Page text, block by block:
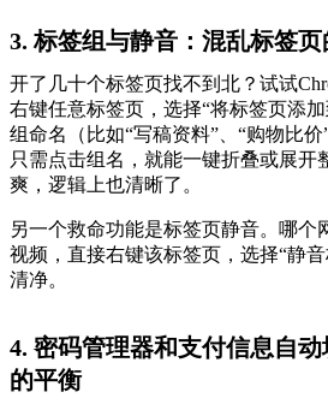
3. 标签组与静音：混乱标签
开了几十个标签页找不到北？试试
右键任意标签页，选择“将标签页添
组命名（比如“写稿资料”、“购物比价
只需点击组名，就能一键折叠或展开
爽，逻辑上也清晰了。
另一个救命功能是标签页静音。哪个
视频，直接右键该标签页，选择“静
清净。
4. 密码管理器和支付信息自
的平衡